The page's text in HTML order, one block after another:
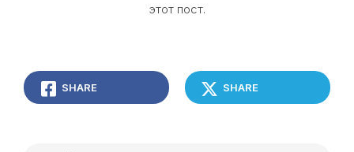
этот пост.
SHARE SHARE